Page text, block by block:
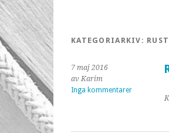
KATEGORIARKIV:
7 maj 2016
av Karim
Inga kommentarer